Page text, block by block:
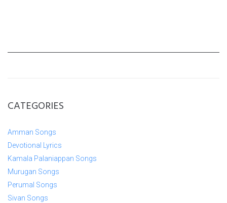
CATEGORIES
Amman Songs
Devotional Lyrics
Kamala Palaniappan Songs
Murugan Songs
Perumal Songs
Sivan Songs